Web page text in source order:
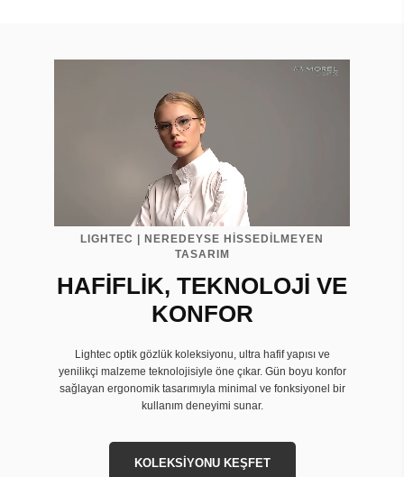
LIGHTEC | NEREDEYSE HİSSEDİLMEYEN
TASARIM
HAFİFLİK, TEKNOLOJİ VE
KONFOR
Lightec optik gözlük koleksiyonu, ultra hafif yapısı ve
yenilikçi malzeme teknolojisiyle öne çıkar. Gün boyu konfor
sağlayan ergonomik tasarımıyla minimal ve fonksiyonel bir
kullanım deneyimi sunar.
KOLEKSİYONU KEŞFET